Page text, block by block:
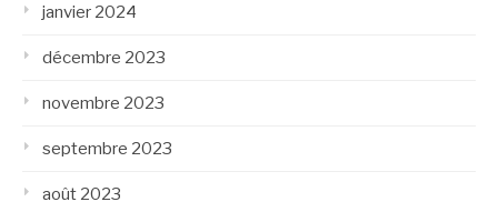
janvier 2024
décembre 2023
novembre 2023
septembre 2023
août 2023